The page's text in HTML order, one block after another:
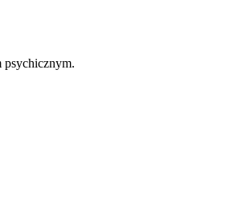
psychicznym.